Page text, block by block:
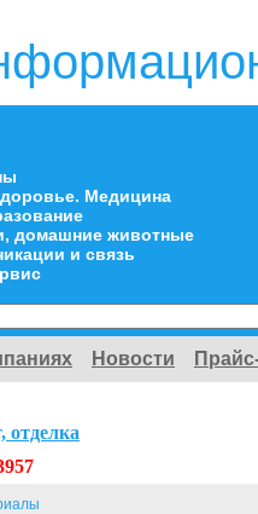
Медицина
домашние животные
и связь
Новости
отделка